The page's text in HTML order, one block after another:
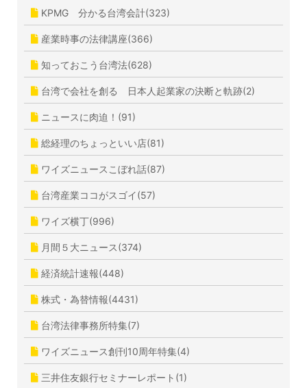
KPMG 分かる台湾会計(323)
産業時事の法律講座(366)
知っておこう台湾法(628)
台湾で会社を創る 日本人起業家の決断と軌跡(2)
ニュースに肉迫！(91)
総経理のちょっといい店(81)
ワイズニュースこぼれ話(87)
台湾産業ココがスゴイ(57)
ワイズ横丁(996)
月間５大ニュース(374)
経済統計速報(448)
株式・為替情報(4431)
台湾法律事務所特集(7)
ワイズニュース創刊10周年特集(4)
三井住友銀行セミナーレポート(1)